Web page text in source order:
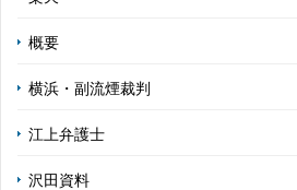
概要
横浜・副流煙裁判
江上弁護士
沢田資料